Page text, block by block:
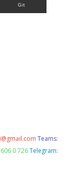
Teams:
0 726 Telegram: